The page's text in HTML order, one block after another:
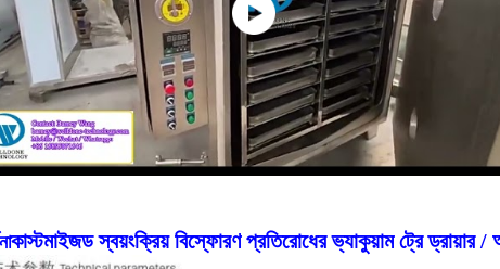
কাস্টমাইজড স্বয়ংক্রিয় বিস্ফোরণ প্রতিরোধের ভ্যাকুয়াম ট্রে ড্রায়ার /